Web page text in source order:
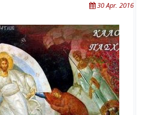
30 Apr. 2016